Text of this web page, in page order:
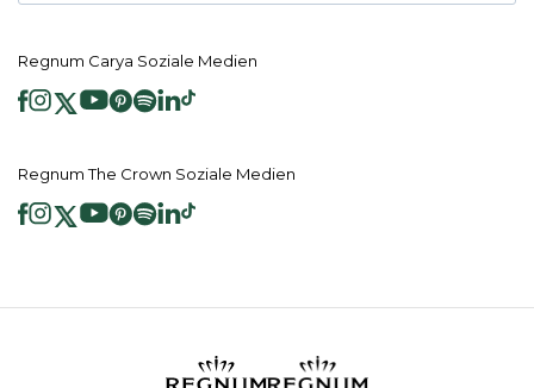
Regnum Carya Soziale Medien
Regnum The Crown Soziale Medien